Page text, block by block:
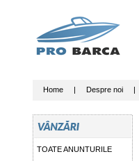
Home| Despre noi
TOATE ANUNTURILE